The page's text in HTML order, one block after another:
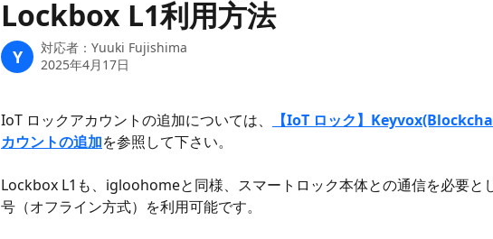
Lockbox L1利用方法
Y 対応者： Yuuki Fujishima
2025年4月17日
IoT ロックアカウントの追加については、
【IoT ロック】
カウントの追加を参照して下さい。
Lockbox L1も、igloohomeと同様、スマートロック本体との通信を必要と
号（オフライン方式）を利用可能です。